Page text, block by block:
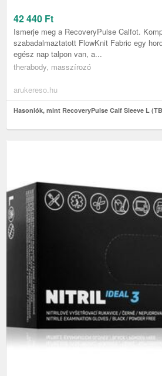
42 440 Ft
Ismerje meg a RecoveryPulse Calfot.
szabadalmaztatott FlowKnit Fabric egy
egész nap talpon van, a...
therabody, masszírozó
arukereso.hu
Hasonlók, mint RecoveryPulse Calf Sleeve L